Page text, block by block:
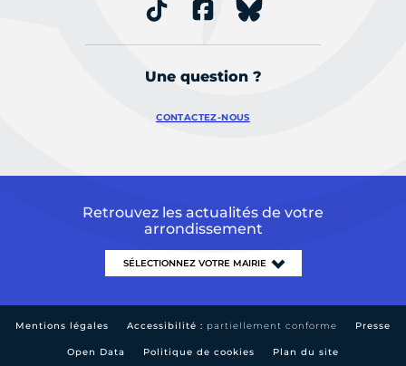
Une question ?
CONTACTEZ-NOUS
Retrouvez les actualités de votre
arrondissement
Mentions légales Accessibilité : partiellement conforme Presse
Open Data Politique de cookies Plan du site